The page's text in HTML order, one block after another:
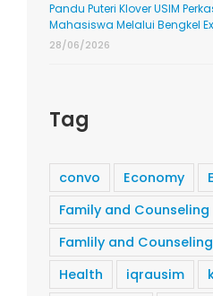
Pandu Puteri Klover USIM
Mahasiswa Melalui Bengkel
28/06/2026
Tag
convo Economy
Family and Counseling
Famlily and Counseling
Health
iqrausim